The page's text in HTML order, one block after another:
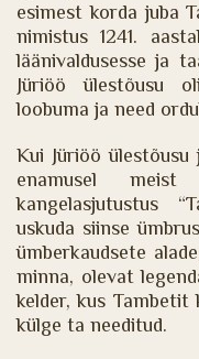
esimest korda juba
nimistus 1241.
läänivaldusesse ja
Jüriöö ülestõusu
loobuma ja need
Kui Jüriöö
enamusel meist
kangelasjutustus
uskuda siinse
ümberkaudsete
minna, olevat
kelder, kus
külge ta needitud.